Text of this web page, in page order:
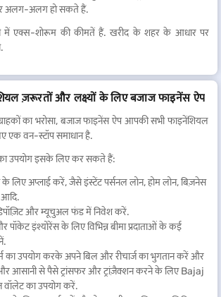
अलग-अलग हो सकते हैं.
में एक्स-शोरूम की कीमतें हैं. खरीद के शहर के आधार पर
ज़रूरतों और लक्ष्यों के लिए बजाज फाइनेंस ऐप
का भरोसा, बजाज फाइनेंस ऐप आपकी सभी फाइनेंशियल
एक वन-स्टॉप समाधान है.
उपयोग इसके लिए कर सकते हैं:
लिए अप्लाई करें, जैसे इंस्टेंट पर्सनल लोन, होम लोन, बिज़नेस
आदि.
और म्यूचुअल फंड में निवेश करें.
पॉकेट इंश्योरेंस के लिए विभिन्न बीमा प्रदाताओं के कई
का उपयोग करके अपने बिल और रीचार्ज का भुगतान करें और
आसानी से पैसे ट्रांसफर और ट्रांज़ैक्शन करने के लिए Bajaj
का उपयोग करें.